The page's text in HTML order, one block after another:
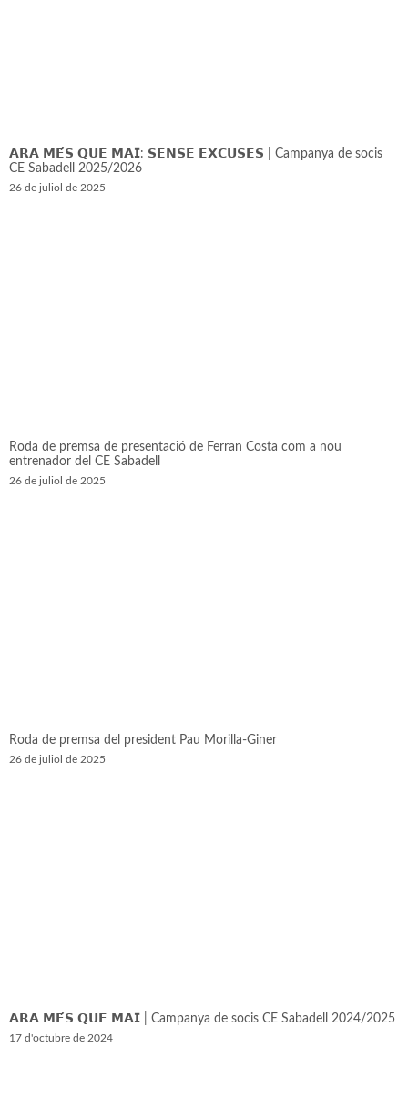
𝗔𝗥𝗔 𝗠𝗘́𝗦 𝗤𝗨𝗘 𝗠𝗔𝗜: 𝗦𝗘𝗡𝗦𝗘 𝗘𝗫𝗖𝗨𝗦𝗘𝗦 | Campanya de socis
CE Sabadell 2025/2026
26 de juliol de 2025
Roda de premsa de presentació de Ferran Costa com a nou
entrenador del CE Sabadell
26 de juliol de 2025
Roda de premsa del president Pau Morilla-Giner
26 de juliol de 2025
𝗔𝗥𝗔 𝗠𝗘́𝗦 𝗤𝗨𝗘 𝗠𝗔𝗜 | Campanya de socis CE Sabadell 2024/2025
17 d'octubre de 2024